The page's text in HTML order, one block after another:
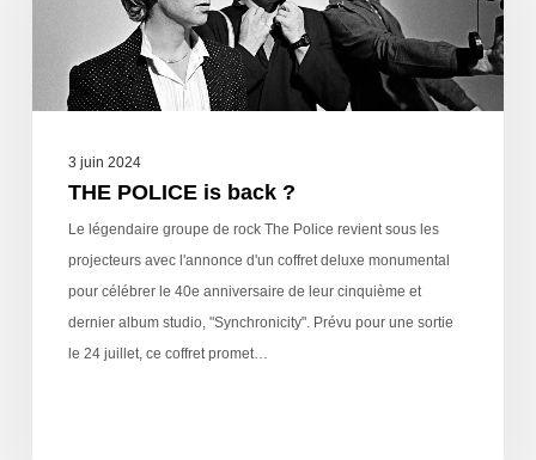
3 juin 2024
THE POLICE is back ?
Le légendaire groupe de rock The Police revient sous les
projecteurs avec l'annonce d'un coffret deluxe monumental
pour célébrer le 40e anniversaire de leur cinquième et
dernier album studio, "Synchronicity". Prévu pour une sortie
le 24 juillet, ce coffret promet…